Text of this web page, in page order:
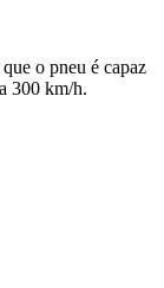
o pneu é capaz
300 km/h.